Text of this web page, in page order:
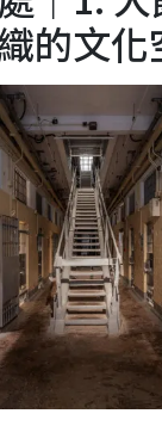
的文化